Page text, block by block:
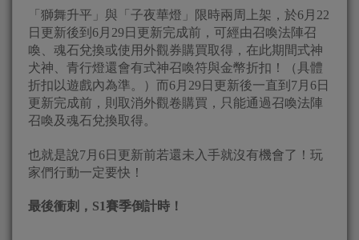
「獅舞升平」與「子夜華燈」限時兩周上架，於6月22
日更新後到6月29日更新完成前，可經由召喚法陣召
喚、魂石兌換或使用外觀券購買取得，在此期間式神
犬神、青行燈還會有式神召喚符與金幣折扣！（具體
折扣以遊戲內為準。）而6月29日更新後一直到7月6日
更新完成前，則取消外觀卷購買，只能通過召喚法陣
召喚及魂石兌換取得。
也就是說7月6日更新前若還未入手就沒有機會了！玩
家們行動一定要快！
最後衝刺，S1賽季倒計時！